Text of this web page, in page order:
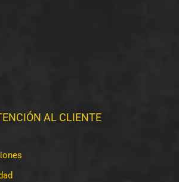
AL CLIENTE